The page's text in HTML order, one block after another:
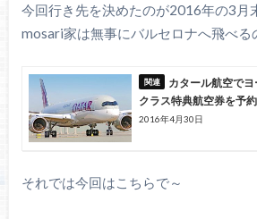
今回行き先を決めたのが2016年の3月
mosari家は無事にバルセロナへ飛べる
カタール航空で
クラス特典航空券を予約
2016年4月30日
それでは今回はこちらで～